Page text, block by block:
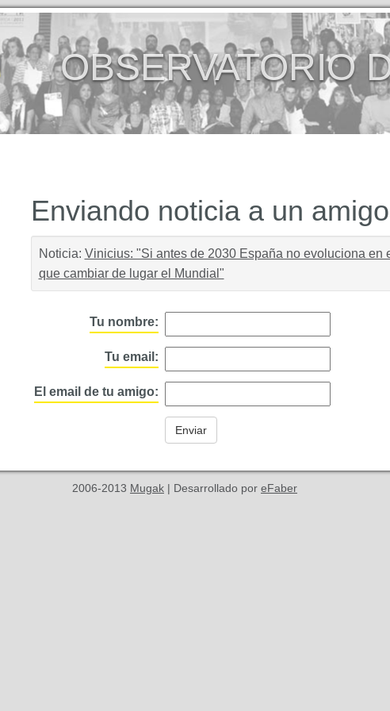
OBSERVATORIO
Enviando noticia a un amigo
Noticia: Vinicius: "Si antes de 2030 España no evoluciona en
que cambiar de lugar el Mundial"
Tu nombre:
Tu email:
El email de tu amigo:
2006-2013 Mugak | Desarrollado por eFaber